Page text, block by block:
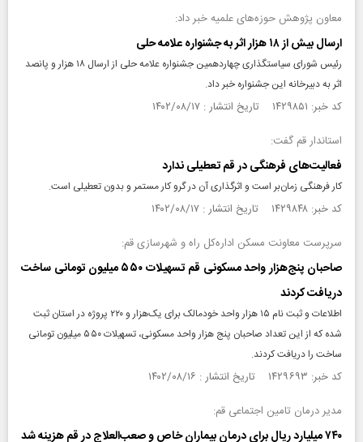
معاون پژوهش حوزه‌های علمیه خبر داد:
ارسال بیش از ۱۸ هزار اثر به جشنواره علامه حلی
رئیس شورای سیاستگذاری چهاردهمین جشنواره علامه حلی از ارسال ۱۸ هزار و پانصد
اثر به دبیرخانه این جشنواره خبر داد.
کد خبر: ۱۴۲۹۸۵۱ تاریخ انتشار : ۱۴۰۲/۰۸/۱۷
استاندار قم گفت:
فعالیت‌های فرهنگی در قم تعطیلی ندارد
کار فرهنگی زمان‌بر است و اثرگذاری آن در گرو کار مستمر و بدون تعطیلی‌ است.
کد خبر: ۱۴۲۹۸۴۸ تاریخ انتشار : ۱۴۰۲/۰۸/۱۷
سرپرست معاونت مسکن اداره‌کل راه و شهرسازی قم:
صاحبان پنج‌هزار واحد مسکونی قم تسهیلات ۵۵۰ میلیون تومانی ساخت
دریافت کردند
اطلاعات و ثبت نام ۱۵ هزار واحد خودمالک برای یک‌هزار و ۲۲۰ پروژه در استان ثبت
شده که از این تعداد صاحبان پنج هزار واحد مسکونی، تسهیلات ۵۵۰ میلیون تومانی
ساخت را دریافت کردند.
کد خبر: ۱۴۲۹۶۹۳ تاریخ انتشار : ۱۴۰۲/۰۸/۱۶
مدیر درمان تامین اجتماعی قم:
۷۴۰ میلیارد ریال برای درمان بیماران خاص و صعب‌العلاج در قم هزینه شد